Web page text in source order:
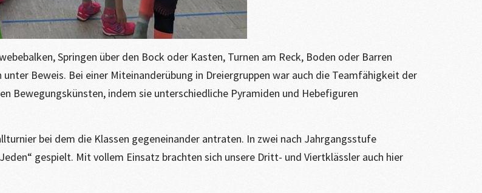
Springen über den Bock oder Kasten, Turnen am Reck, Boden oder Barren
Beweis. Bei einer Miteinanderübung in Dreiergruppen war auch die Teamfähigkeit der
Bewegungskünsten, indem sie unterschiedliche Pyramiden und Hebefiguren
bei dem die Klassen gegeneinander antraten. In zwei nach Jahrgangsstufe
gespielt. Mit vollem Einsatz brachten sich unsere Dritt- und Viertklässler auch hier